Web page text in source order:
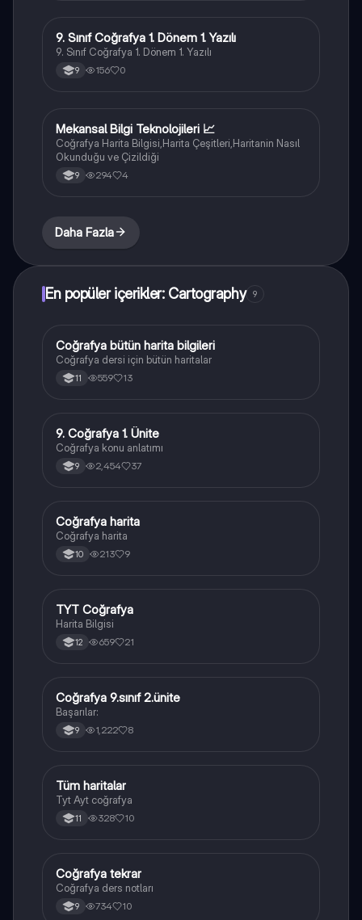
Coğrafya
9. Sınıf Coğrafya 1. Dönem 1. Yazılı
9. Sınıf Coğrafya 1. Dönem 1. Yazılı
9 156 0
Coğrafya
Mekansal Bilgi Teknolojileri 📈
Coğrafya Harita Bilgisi,Harita Çeşitleri,Haritanin Nasıl
Okunduğu ve Çizildiği
9 294 4
Daha Fazla
En popüler içerikler: Cartography 9
Coğrafya
Coğrafya bütün harita bilgileri
Coğrafya dersi için bütün haritalar
11 559 13
Coğrafya
9. Coğrafya 1. Ünite
Coğrafya konu anlatımı
9 2,454 37
Coğrafya Coğrafya harita
Coğrafya harita
10 213 9
Coğrafya
TYT Coğrafya
Harita Bilgisi
12 659 21
Coğrafya
Coğrafya 9.sınıf 2.ünite
Başarılar:
9 1,222 8
Coğrafya
Tüm haritalar
Tyt Ayt coğrafya
11 328 10
Coğrafya
Coğrafya tekrar
Coğrafya ders notları
9 734 10